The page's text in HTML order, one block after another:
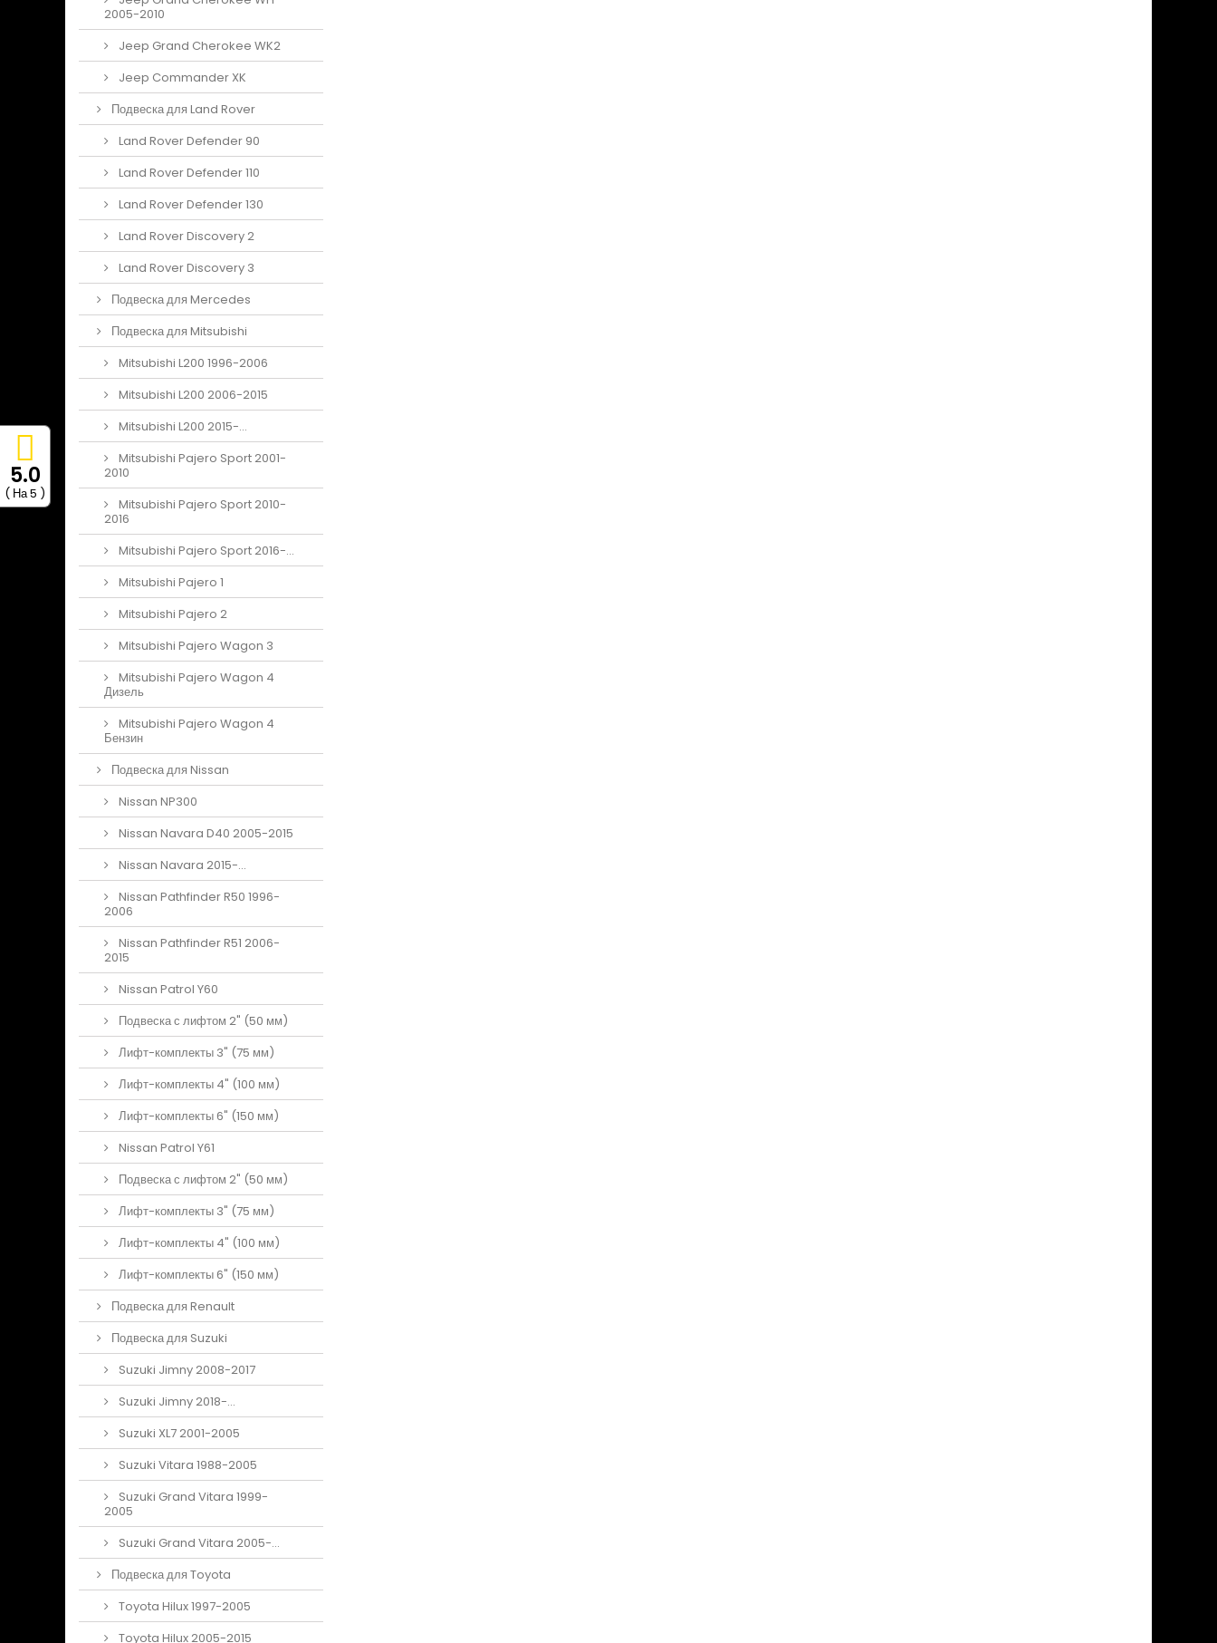
2005-2010
Jeep Grand Cherokee WK2
Jeep Commander XK
Подвеска для Land Rover
Land Rover Defender 90
Land Rover Defender 110
Land Rover Defender 130
Land Rover Discovery 2
Land Rover Discovery 3
Подвеска для Mercedes
Подвеска для Mitsubishi
Mitsubishi L200 1996-2006
Mitsubishi L200 2006-2015
Mitsubishi L200 2015-...
Mitsubishi Pajero Sport 2001-
2010
Mitsubishi Pajero Sport 2010-
2016
Mitsubishi Pajero Sport 2016-...
Mitsubishi Pajero 1
Mitsubishi Pajero 2
Mitsubishi Pajero Wagon 3
Mitsubishi Pajero Wagon 4
Дизель
Mitsubishi Pajero Wagon 4
Бензин
Подвеска для Nissan
Nissan NP300
Nissan Navara D40 2005-2015
Nissan Navara 2015-...
Nissan Pathfinder R50 1996-
2006
Nissan Pathfinder R51 2006-
2015
Nissan Patrol Y60
Подвеска с лифтом 2" (50 мм)
Лифт-комплекты 3" (75 мм)
Лифт-комплекты 4" (100 мм)
Лифт-комплекты 6" (150 мм)
Nissan Patrol Y61
Подвеска с лифтом 2" (50 мм)
Лифт-комплекты 3" (75 мм)
Лифт-комплекты 4" (100 мм)
Лифт-комплекты 6" (150 мм)
Подвеска для Renault
Подвеска для Suzuki
Suzuki Jimny 2008-2017
Suzuki Jimny 2018-...
Suzuki XL7 2001-2005
Suzuki Vitara 1988-2005
Suzuki Grand Vitara 1999-
2005
Suzuki Grand Vitara 2005-...
Подвеска для Toyota
Toyota Hilux 1997-2005
Toyota Hilux 2005-2015
5.0
( На 5 )